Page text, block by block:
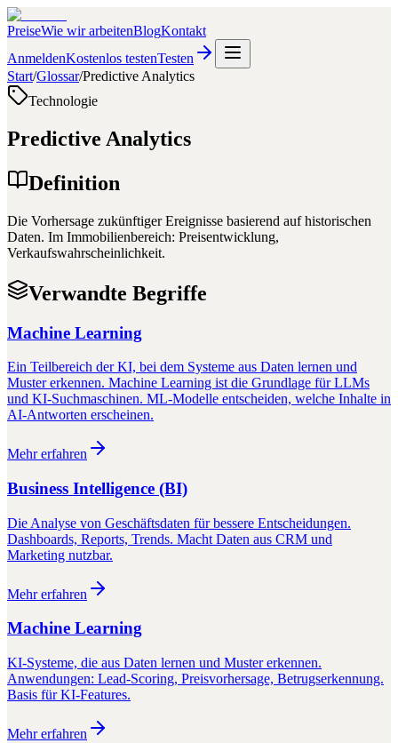
PreiseWie wir arbeitenBlogKontakt
AnmeldenKostenlos testenTesten
Start/Glossar/Predictive Analytics
Technologie
Predictive Analytics
Definition
Die Vorhersage zukünftiger Ereignisse basierend auf historischen
Daten. Im Immobilienbereich: Preisentwicklung,
Verkaufswahrscheinlichkeit.
Verwandte Begriffe
Machine Learning
Ein Teilbereich der KI, bei dem Systeme aus Daten lernen und
Muster erkennen. Machine Learning ist die Grundlage für LLMs
und KI-Suchmaschinen. ML-Modelle entscheiden, welche Inhalte in
AI-Antworten erscheinen.
Mehr erfahren
Business Intelligence (BI)
Die Analyse von Geschäftsdaten für bessere Entscheidungen.
Dashboards, Reports, Trends. Macht Daten aus CRM und
Marketing nutzbar.
Mehr erfahren
Machine Learning
KI-Systeme, die aus Daten lernen und Muster erkennen.
Anwendungen: Lead-Scoring, Preisvorhersage, Betrugserkennung.
Basis für KI-Features.
Mehr erfahren